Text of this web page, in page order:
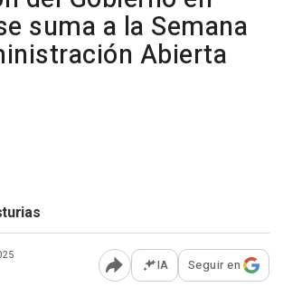
suma a la Semana
Abierta
Abrir opciones para
IA Seguir en